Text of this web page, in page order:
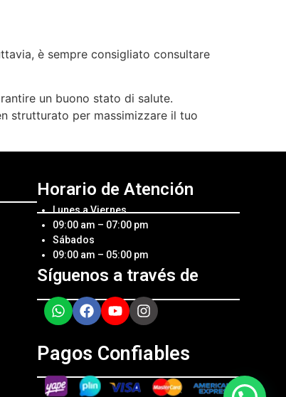
è sempre consigliato consultare
un buono stato di salute.
strutturato per massimizzare il tuo
Horario de Atención
Lunes a Viernes
09:00 am – 07:00 pm
Sábados
09:00 am – 05:00 pm
Síguenos a través de
Pagos Confiables